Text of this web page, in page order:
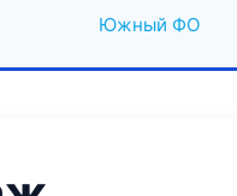
Южный ФО